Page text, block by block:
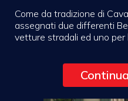
Come da tradizione di
assegnati due differenti
vetture stradali ed uno